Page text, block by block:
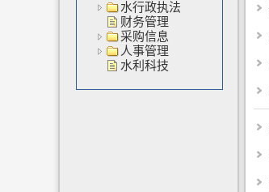
水行政执法
财务管理
采购信息
人事管理
水利科技